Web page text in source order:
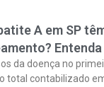
A em SP
Entenda
da doença no
total contabilizado